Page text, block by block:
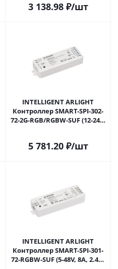
3 138.98₽/шт
INTELLIGENT ARLIGHT
Контроллер SMART-SPI-302-
72-2G-RGB/RGBW-SUF (12-24V,
Ижевске
5 781.20₽/шт
INTELLIGENT ARLIGHT
Контроллер SMART-SPI-301-
72-RGBW-SUF (5-48V, 8A, 2.4G)